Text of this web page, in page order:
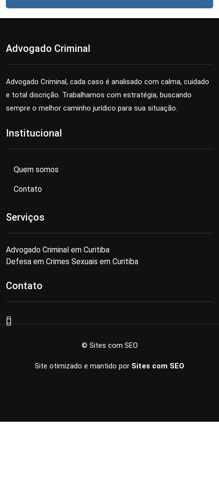
Advogado Criminal
Advogado Criminal, cada caso é analisado com calma, cuidado
e total discrição. Trabalhamos com estratégia, buscando
sempre o melhor caminho jurídico para sua situação.
Institucional
Quem somos
Contato
Serviços
Advogado Criminal em Curitiba
Defesa em Crimes Sexuais em Curitiba
Contato
© Sites com SEO
Site otimizado e mantido por Sites com SEO